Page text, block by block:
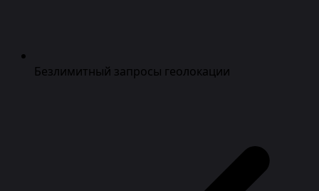
Безлимитный запросы геолокации